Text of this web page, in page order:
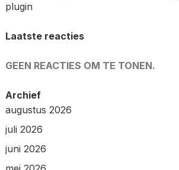
plugin
Laatste reacties
GEEN REACTIES OM TE TONEN.
Archief
augustus 2026
juli 2026
juni 2026